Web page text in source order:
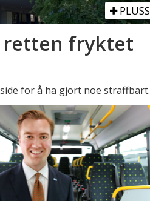
PLUSS
retten fryktet
for å ha gjort noe straffbart.